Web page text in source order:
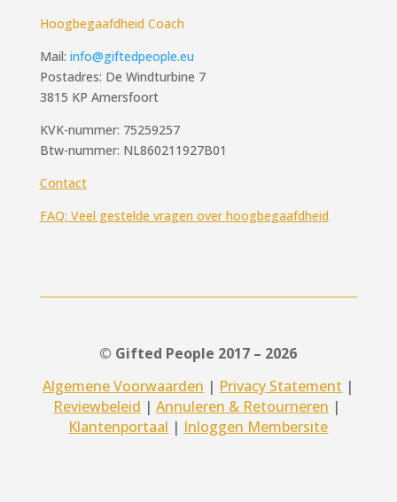
Hoogbegaafdheid Coach
Mail: info@giftedpeople.eu
Postadres: De Windturbine 7
3815 KP Amersfoort
KVK-nummer: 75259257
Btw-nummer: NL860211927B01
Contact
FAQ: Veel gestelde vragen over hoogbegaafdheid
© Gifted People 2017 – 2026
Algemene Voorwaarden | Privacy Statement |
Reviewbeleid | Annuleren & Retourneren |
Klantenportaal | Inloggen Membersite